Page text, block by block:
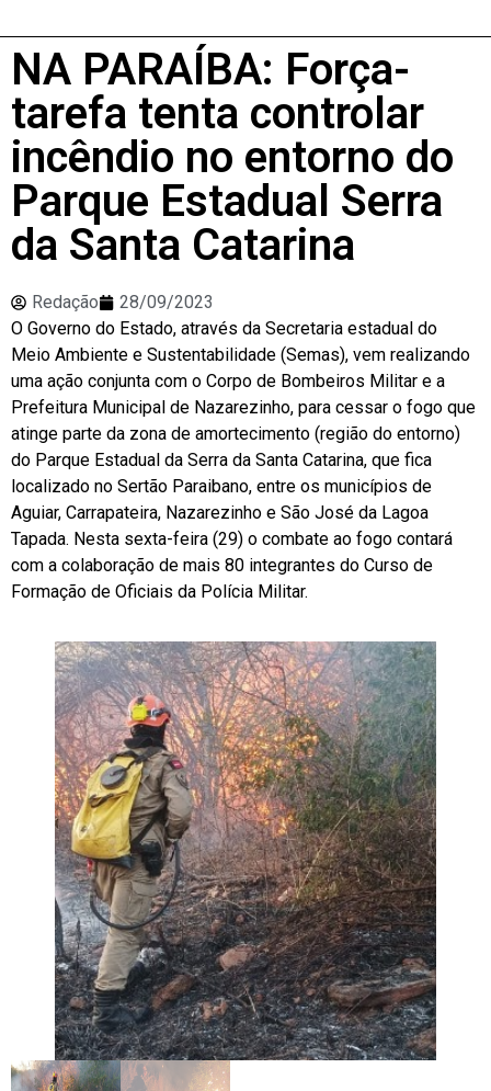
NA PARAÍBA: Força-
tarefa tenta controlar
incêndio no entorno do
Parque Estadual Serra
da Santa Catarina
Redação
28/09/2023
O Governo do Estado, através da Secretaria estadual do
Meio Ambiente e Sustentabilidade (Semas), vem realizando
uma ação conjunta com o Corpo de Bombeiros Militar e a
Prefeitura Municipal de Nazarezinho, para cessar o fogo que
atinge parte da zona de amortecimento (região do entorno)
do Parque Estadual da Serra da Santa Catarina, que fica
localizado no Sertão Paraibano, entre os municípios de
Aguiar, Carrapateira, Nazarezinho e São José da Lagoa
Tapada. Nesta sexta-feira (29) o combate ao fogo contará
com a colaboração de mais 80 integrantes do Curso de
Formação de Oficiais da Polícia Militar.